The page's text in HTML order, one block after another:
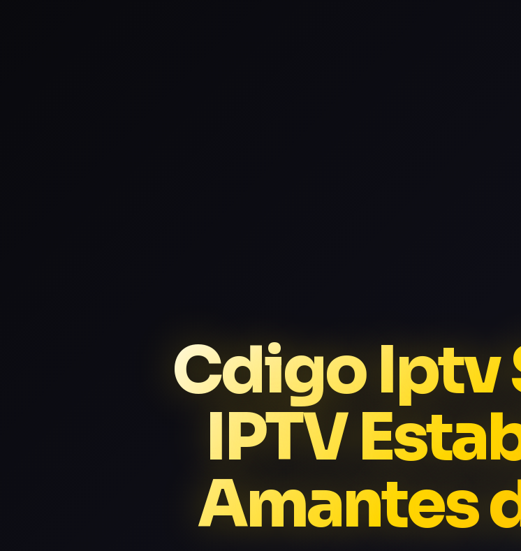
Cdigo Iptv
IPTV
Amantes